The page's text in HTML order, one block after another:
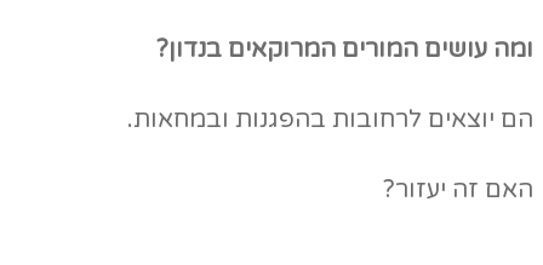
ומה עושים המורים המרוקאים בנדון?
הם יוצאים לרחובות בהפגנות ובמחאות.
האם זה יעזור?